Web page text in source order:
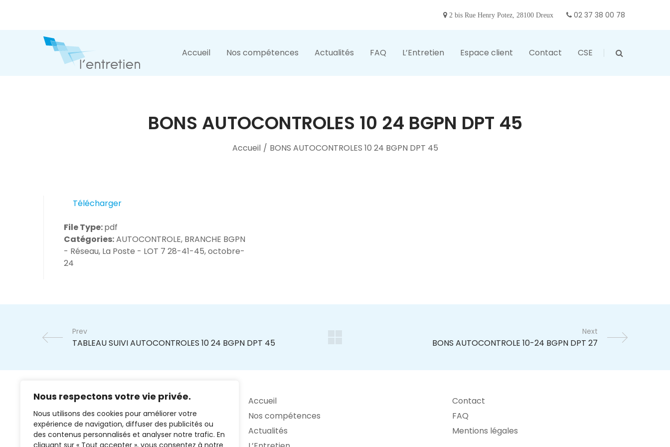
Nous respectons votre vie privée.
Nous utilisons des cookies pour améliorer votre
expérience de navigation, diffuser des publicités ou
des contenus personnalisés et analyser notre trafic. En
cliquant sur « Tout accepter », vous consentez à notre
2 bis Rue Henry Potez, 28100 Dreux 02 37 38 00 78
Accueil Nos compétences Actualités FAQ L’Entretien Espace client Contact CSE
BONS AUTOCONTROLES 10 24 BGPN DPT 45
Accueil / BONS AUTOCONTROLES 10 24 BGPN DPT 45
Télécharger
File Type:pdf
Catégories:AUTOCONTROLE, BRANCHE BGPN
- Réseau, La Poste - LOT 7 28-41-45, octobre-
24
Prev Next
Accueil
Nos compétences
Actualités
Contact
FAQ
Mentions légales